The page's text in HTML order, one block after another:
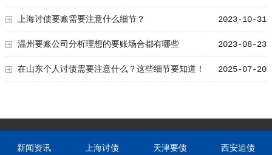
2023-10-31
上海讨债要账需要注意什么细节？
2023-08-23
温州要账公司分析理想的要账场合都有哪些
2025-07-20
在山东个人讨债需要注意什么？这些细节要知道！
新闻资讯 上海讨债 天津要债 西安追债